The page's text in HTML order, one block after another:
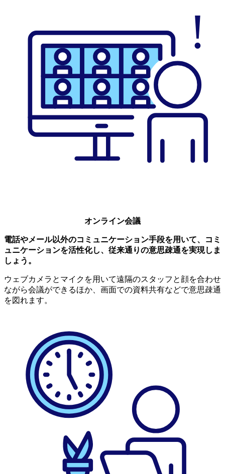
オンライン会議
電話やメール以外のコミュニケーション手段を用いて、コミ
ュニケーションを活性化し、従来通りの意思疎通を実現しま
しょう。
ウェブカメラとマイクを用いて遠隔のスタッフと顔を合わせ
ながら会議ができるほか、画面での資料共有などで意思疎通
を図れます。